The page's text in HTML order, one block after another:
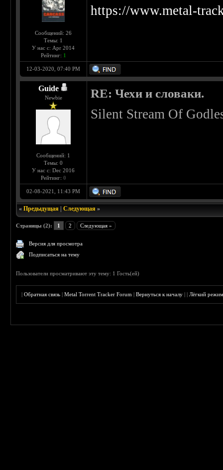
Сообщений: 26
Темы: 1
У нас с: Apr 2014
Рейтинг: 1
https://www.metal-
12-03-2020, 07:40 PM
Guide
Newbie
Сообщений: 1
Темы: 0
У нас с: Dec 2016
Рейтинг: 0
RE: Чехи и словаки.
Silent Stream Of
02-08-2021, 11:43 PM
«Предыдущая |Следующая »
Страницы (2): 1 2 Следующая »
Версия для просмотра
Подписаться на тему
Пользователи просматривают эту тему: 1 Гость(ей)
|Обратная связь |Metal Torrent Tracker Forum |Вернуться к началу ||Лёгкий